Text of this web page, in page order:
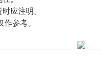
应注明。
参考。